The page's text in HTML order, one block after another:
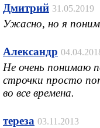
Дмитрий 31.05.2019
Ужасно, но я
Александр
Не очень понимаю
строчки просто
во все времена.
тереза 03.11.2013